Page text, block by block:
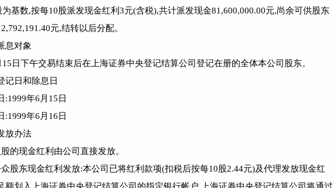
为基数,按每10股派发现金红利3元(含税),共计派发现金81,600,000.00元,尚余可供股东
元,结转以后分配。
息对象
15日下午交易结束后在上海证券中央登记结算公司登记在册的全体本公司股东。
记日和除息日
:1999年6月15日
:1999年6月16日
放办法
的现金红利由公司直接发放。
股东现金红利发放:本公司已将红利款项(扣税后按每10股2.44元)及代理发放现金红